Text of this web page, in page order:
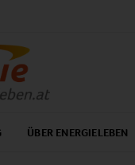
ÜBER ENERGIELEBEN